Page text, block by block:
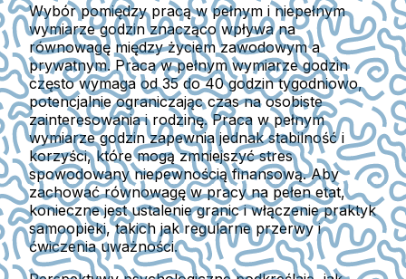
Wybór pomiędzy pracą w pełnym i niepełnym
wymiarze godzin znacząco wpływa na
równowagę między życiem zawodowym a
prywatnym. Praca w pełnym wymiarze godzin
często wymaga od 35 do 40 godzin tygodniowo,
potencjalnie ograniczając czas na osobiste
zainteresowania i rodzinę. Praca w pełnym
wymiarze godzin zapewnia jednak stabilność i
korzyści, które mogą zmniejszyć stres
spowodowany niepewnością finansową. Aby
zachować równowagę w pracy na pełen etat,
konieczne jest ustalenie granic i włączenie praktyk
samoopieki, takich jak regularne przerwy i
ćwiczenia uważności.